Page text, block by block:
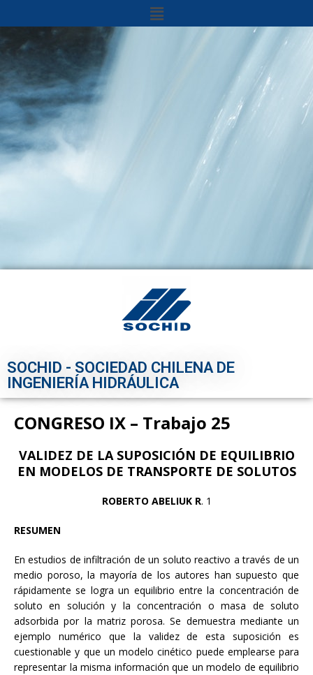
SOCHID - SOCIEDAD CHILENA DE
INGENIERÍA HIDRÁULICA
CONGRESO IX – Trabajo 25
VALIDEZ DE LA SUPOSICIÓN DE EQUILIBRIO
EN MODELOS DE TRANSPORTE DE SOLUTOS
ROBERTO ABELIUK R. 1
RESUMEN
En estudios de infiltración de un soluto reactivo a través de un
medio poroso, la mayoría de los autores han supuesto que
rápidamente se logra un equilibrio entre la concentración de
soluto en solución y la concentración o masa de soluto
adsorbida por la matriz porosa. Se demuestra mediante un
ejemplo numérico que la validez de esta suposición es
cuestionable y que un modelo cinético puede emplearse para
representar la misma información que un modelo de equilibrio